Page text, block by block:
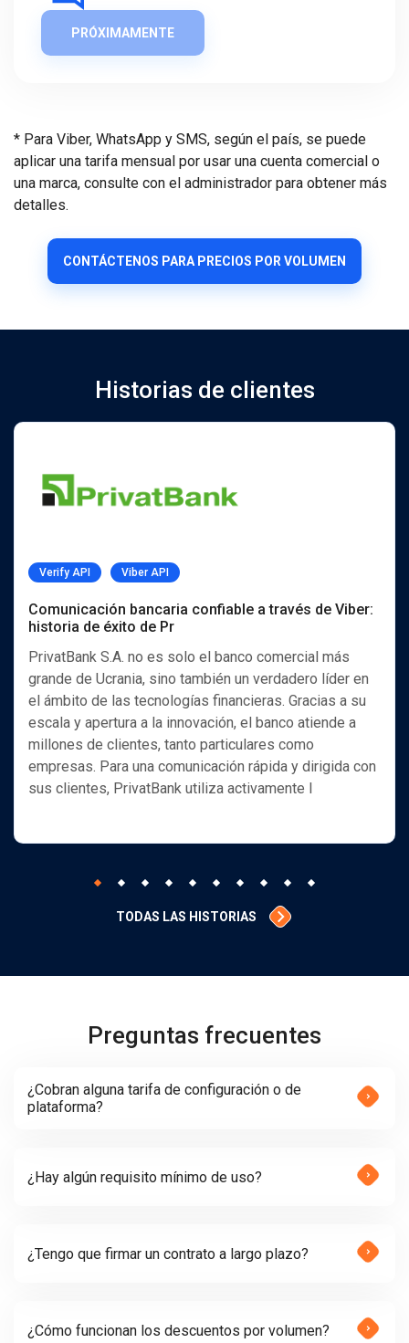
PRÓXIMAMENTE
* Para Viber, WhatsApp y SMS, según el país, se puede
aplicar una tarifa mensual por usar una cuenta comercial o
una marca, consulte con el administrador para obtener más
detalles.
CONTÁCTENOS PARA PRECIOS POR VOLUMEN
Historias de clientes
Verify API Viber API
Comunicación bancaria confiable a través de Viber:
historia de éxito de Pr
PrivatBank S.A. no es solo el banco comercial más
grande de Ucrania, sino también un verdadero líder en
el ámbito de las tecnologías financieras. Gracias a su
escala y apertura a la innovación, el banco atiende a
millones de clientes, tanto particulares como
empresas. Para una comunicación rápida y dirigida con
sus clientes, PrivatBank utiliza activamente l
TODAS LAS HISTORIAS
Preguntas frecuentes
¿Cobran alguna tarifa de configuración o de
plataforma?
¿Hay algún requisito mínimo de uso?
¿Tengo que firmar un contrato a largo plazo?
¿Cómo funcionan los descuentos por volumen?